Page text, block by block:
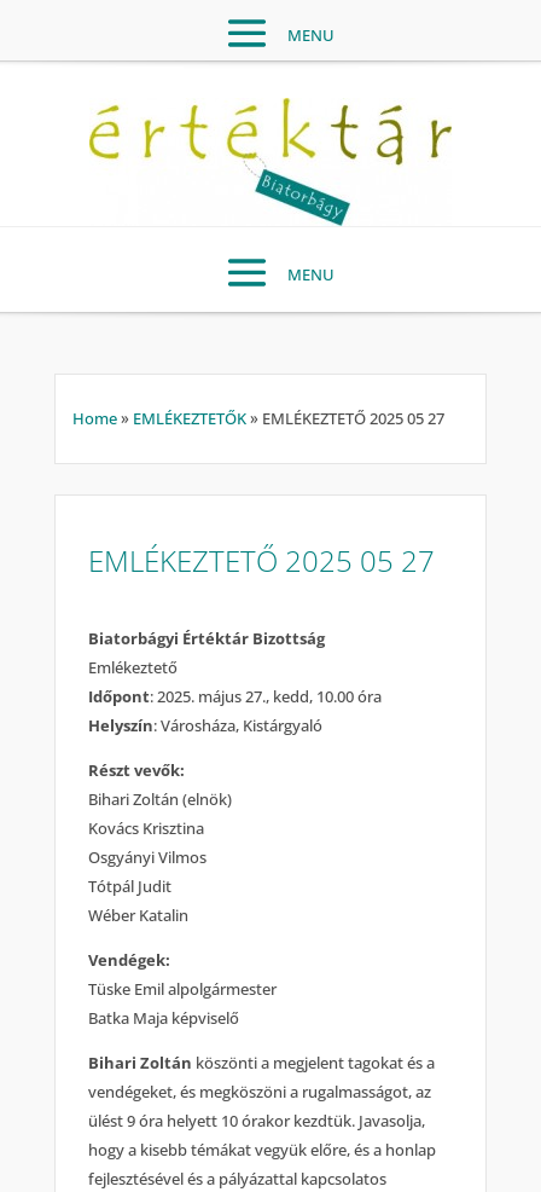
Home» EMLÉKEZTETŐK» EMLÉKEZTETŐ 2025 05 27
EMLÉKEZTETŐ 2025 05 27
Biatorbágyi Értéktár Bizottság
Emlékeztető
Időpont: 2025. május 27., kedd, 10.00 óra
Helyszín: Városháza, Kistárgyaló
Részt vevők:
Bihari Zoltán (elnök)
Kovács Krisztina
Osgyányi Vilmos
Tótpál Judit
Wéber Katalin
Vendégek:
Tüske Emil alpolgármester
Batka Maja képviselő
Bihari Zoltán köszönti a megjelent tagokat és a
vendégeket, és megköszöni a rugalmasságot, az
ülést 9 óra helyett 10 órakor kezdtük. Javasolja,
hogy a kisebb témákat vegyük előre, és a honlap
fejlesztésével és a pályázattal kapcsolatos